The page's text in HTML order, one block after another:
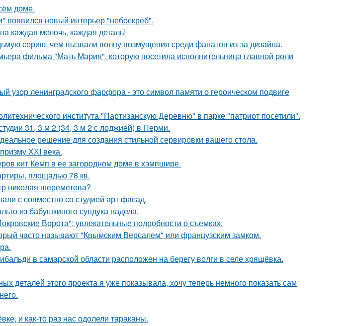
доме.
появился новый интерьер "небоскрёб".
каждая мелочь, каждая деталь!
серию, чем вызвали волну возмущения среди фанатов из-за дизайна.
фильма "Мать Мария", которую посетила исполнительница главной роли
узор ленинградского фарфора - это символ памяти о героическом подвиге
института "Партизанскую Деревню" в парке "патриот посетили".
31, 3 м 2 (34, 3 м 2 с лоджией) в Перми.
решение для создания стильной сервировки вашего стола.
ХХI века.
кит Кемп в ее загородном доме в хэмпшире.
площадью 78 кв.
николая шереметева?
с совместно со студией арт фасад.
из бабушкиного сундука надела.
Ворота": увлекательные подробности о съемках.
часто называют "Крымским Версалем" или французским замком.
в самарской области расположен на берегу волги в селе хрящёвка.
деталей этого проекта я уже показывала, хочу теперь немного показать сам
и как-то раз нас одолели тараканы.